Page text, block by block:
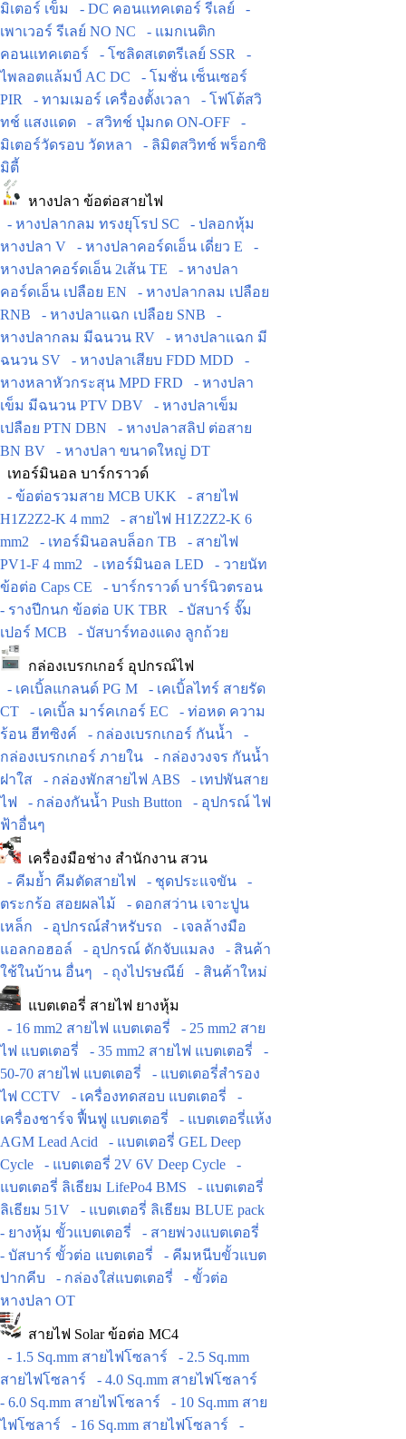
มิเตอร์ เข็ม
- DC คอนแทคเตอร์ รีเลย์
-
เพาเวอร์ รีเลย์ NO NC
- แมกเนติก
คอนแทคเตอร์
- โซลิดสเตตรีเลย์ SSR
-
ไพลอตแล้มป์ AC DC
- โมชั่น เซ็นเซอร์
PIR
- ทามเมอร์ เครื่องตั้งเวลา
- โฟโต้สวิ
ทช์ แสงแดด
- สวิทช์ ปุ่มกด ON-OFF
-
มิเตอร์วัดรอบ วัดหลา
- ลิมิตสวิทช์ พร็อกซิ
มิตี้
หางปลา ข้อต่อสายไฟ
- หางปลากลม ทรงยุโรป SC
- ปลอกหุ้ม
หางปลา V
- หางปลาคอร์ดเอ็น เดี่ยว E
-
หางปลาคอร์ดเอ็น 2เส้น TE
- หางปลา
คอร์ดเอ็น เปลือย EN
- หางปลากลม เปลือย
RNB
- หางปลาแฉก เปลือย SNB
-
หางปลากลม มีฉนวน RV
- หางปลาแฉก มี
ฉนวน SV
- หางปลาเสียบ FDD MDD
-
หางหลาหัวกระสุน MPD FRD
- หางปลา
เข็ม มีฉนวน PTV DBV
- หางปลาเข็ม
เปลือย PTN DBN
- หางปลาสลิป ต่อสาย
BN BV
- หางปลา ขนาดใหญ่ DT
เทอร์มินอล บาร์กราวด์
- ข้อต่อรวมสาย MCB UKK
- สายไฟ
H1Z2Z2-K 4 mm2
- สายไฟ H1Z2Z2-K 6
mm2
- เทอร์มินอลบล็อก TB
- สายไฟ
PV1-F 4 mm2
- เทอร์มินอล LED
- วายนัท
ข้อต่อ Caps CE
- บาร์กราวด์ บาร์นิวตรอน
- รางปีกนก ข้อต่อ UK TBR
- บัสบาร์ จั๊ม
เปอร์ MCB
- บัสบาร์ทองแดง ลูกถ้วย
กล่องเบรกเกอร์ อุปกรณ์ไฟ
- เคเบิ้ลแกลนด์ PG M
- เคเบิ้ลไทร์ สายรัด
CT
- เคเบิ้ล มาร์คเกอร์ EC
- ท่อหด ความ
ร้อน ฮีทซิงค์
- กล่องเบรกเกอร์ กันน้ำ
-
กล่องเบรกเกอร์ ภายใน
- กล่องวงจร กันน้ำ
ฝาใส
- กล่องพักสายไฟ ABS
- เทปพันสาย
ไฟ
- กล่องกันน้ำ Push Button
- อุปกรณ์ ไฟ
ฟ้าอื่นๆ
เครื่องมือช่าง สำนักงาน สวน
- คีมย้ำ คีมตัดสายไฟ
- ชุดประแจขัน
-
ตระกร้อ สอยผลไม้
- ดอกสว่าน เจาะปูน
เหล็ก
- อุปกรณ์สำหรับรถ
- เจลล้างมือ
แอลกอฮอล์
- อุปกรณ์ ดักจับแมลง
- สินค้า
ใช้ในบ้าน อื่นๆ
- ถุงไปรษณีย์ - สินค้าใหม่
แบตเตอรี่ สายไฟ ยางหุ้ม
- 16 mm2 สายไฟ แบตเตอรี่
- 25 mm2 สาย
ไฟ แบตเตอรี่
- 35 mm2 สายไฟ แบตเตอรี่
-
50-70 สายไฟ แบตเตอรี่
- แบตเตอรี่สำรอง
ไฟ CCTV
- เครื่องทดสอบ แบตเตอรี่
-
เครื่องชาร์จ ฟื้นฟู แบตเตอรี่
- แบตเตอรี่แห้ง
AGM Lead Acid
- แบตเตอรี่ GEL Deep
Cycle
- แบตเตอรี่ 2V 6V Deep Cycle
-
แบตเตอรี่ ลิเธียม LifePo4 BMS
- แบตเตอรี่
ลิเธียม 51V
- แบตเตอรี่ ลิเธียม BLUE pack
- ยางหุ้ม ขั้วแบตเตอรี่
- สายพ่วงแบตเตอรี่
- บัสบาร์ ขั้วต่อ แบตเตอรี่
- คีมหนีบขั้วแบต
ปากคีบ
- กล่องใส่แบตเตอรี่
- ขั้วต่อ
หางปลา OT
สายไฟ Solar ข้อต่อ MC4
- 1.5 Sq.mm สายไฟโซลาร์
- 2.5 Sq.mm
สายไฟโซลาร์
- 4.0 Sq.mm สายไฟโซลาร์
- 6.0 Sq.mm สายไฟโซลาร์
- 10 Sq.mm สาย
ไฟโซลาร์
- 16 Sq.mm สายไฟโซลาร์
-